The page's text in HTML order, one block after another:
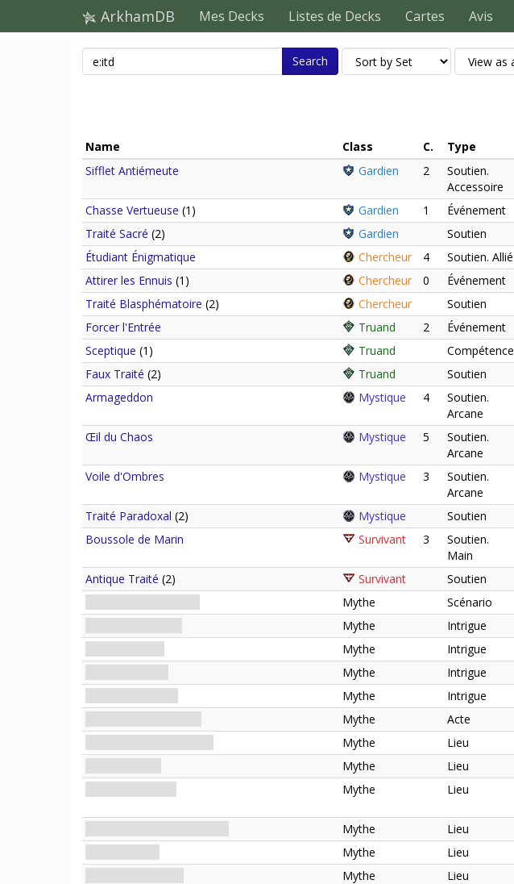
ArkhamDB Mes Decks Listes de Decks Cartes Avis
Search
Name Class C. Type
Sifflet Antiémeute
Gardien 2
Soutien.
Accessoire
Chasse Vertueuse (1) Gardien 1 Événement
Traité Sacré (2) Gardien Soutien
Étudiant Énigmatique
Chercheur 4 Soutien. Allié
Attirer les Ennuis (1) Chercheur 0 Événement
Traité Blasphématoire (2) Chercheur Soutien
Forcer l'Entrée
Truand 2 Événement
Sceptique (1) Truand Compétence
Faux Traité (2) Truand Soutien
Armageddon
Mystique 4
Soutien.
Arcane
Œil du Chaos Mystique 5
Soutien.
Arcane
Voile d'Ombres Mystique 3
Soutien.
Arcane
Traité Paradoxal (2) Mystique Soutien
Boussole de Marin
Survivant 3
Soutien.
Main
Antique Traité (2) Survivant Soutien
Mythe Scénario
Mythe Intrigue
Mythe Intrigue
Mythe Intrigue
Mythe Intrigue
Mythe Acte
Mythe Lieu
Mythe Lieu
Mythe Lieu
Mythe Lieu
Mythe Lieu
Mythe Lieu